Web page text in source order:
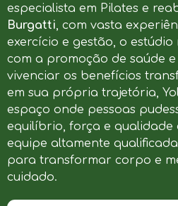
especialista em Pilates e
Burgatti, com vasta
exercício e gestão, o
com a promoção de saúde
vivenciar os benefícios
em sua própria trajetória,
espaço onde pessoas
equilíbrio, força e qualidade
equipe altamente
para transformar corpo e
cuidado.